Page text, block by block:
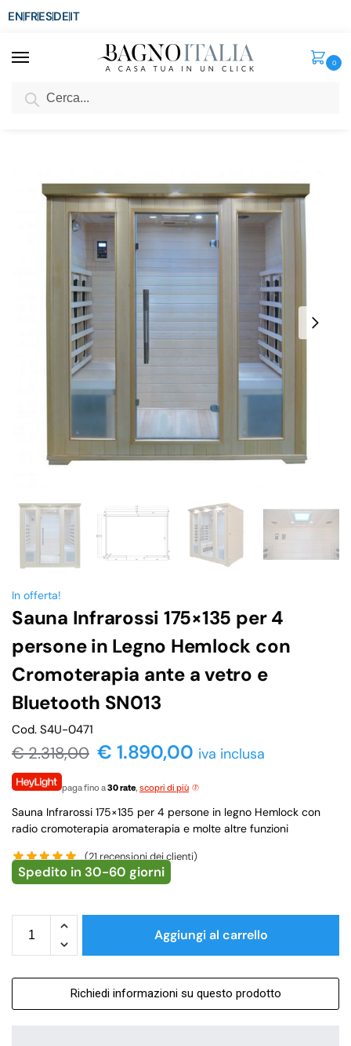
ENFRESDEIT
0
SCONTO del 3%
In offerta!
Sauna Infrarossi 175×135 per 4
persone in Legno Hemlock con
Cromoterapia ante a vetro e
Bluetooth SN013
Cod. S4U-0471
€2.318,00 € 1.890,00 iva inclusa
paga fino a30 rate, scopri di più
Sauna Infrarossi 175×135 per 4 persone in legno Hemlock con
radio cromoterapia aromaterapia e molte altre funzioni
(21recensioni dei clienti)
Spedito in 30-60 giorni
Aggiungi al carrello
Richiedi informazioni su questo prodotto